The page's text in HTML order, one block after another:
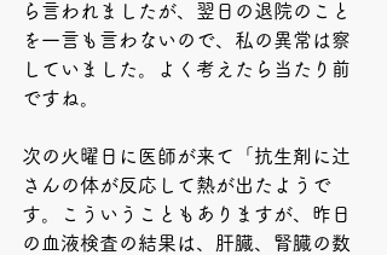
ら言われましたが、翌日の退院のこと
を一言も言わないので、私の異常は察
していました。よく考えたら当たり前
ですね。
次の火曜日に医師が来て「抗生剤に辻
さんの体が反応して熱が出たようで
す。こういうこともありますが、昨日
の血液検査の結果は、肝臓、腎臓の数